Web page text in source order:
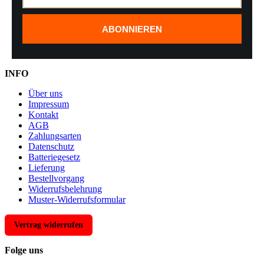
ABONNIEREN
INFO
Über uns
Impressum
Kontakt
AGB
Zahlungsarten
Datenschutz
Batteriegesetz
Lieferung
Bestellvorgang
Widerrufsbelehrung
Muster-Widerrufsformular
Vertrag widerrufen
Folge uns